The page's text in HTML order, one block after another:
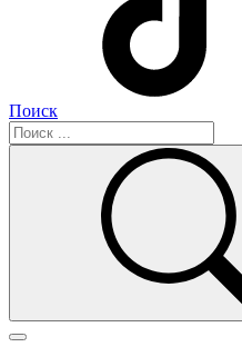
Поиск